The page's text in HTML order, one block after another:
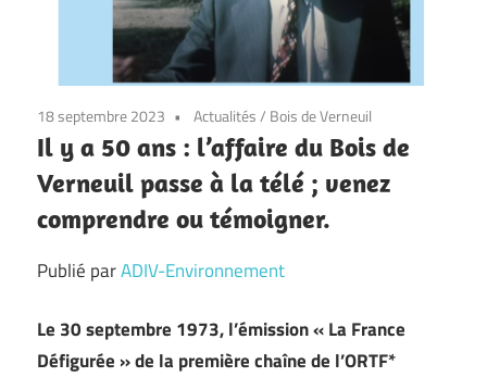
18 septembre 2023 Actualités/ Bois de Verneuil
Il y a 50 ans : l’affaire du Bois de
Verneuil passe à la télé ; venez
comprendre ou témoigner.
Publié parADIV-Environnement
Le 30 septembre 1973, l’émission « La France
Défigurée » de la première chaîne de l’ORTF*